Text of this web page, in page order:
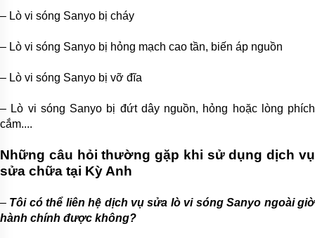
– Lò vi sóng Sanyo bị cháy
– Lò vi sóng Sanyo bị hỏng mạch cao tần, biến áp nguồn
– Lò vi sóng Sanyo bị vỡ đĩa
– Lò vi sóng Sanyo bị đứt dây nguồn, hỏng hoặc lòng phích
cắm....
Những câu hỏi thường gặp khi sử dụng dịch vụ
sửa chữa tại Kỳ Anh
– Tôi có thể liên hệ dịch vụ sửa lò vi sóng Sanyo ngoài giờ
hành chính được không?